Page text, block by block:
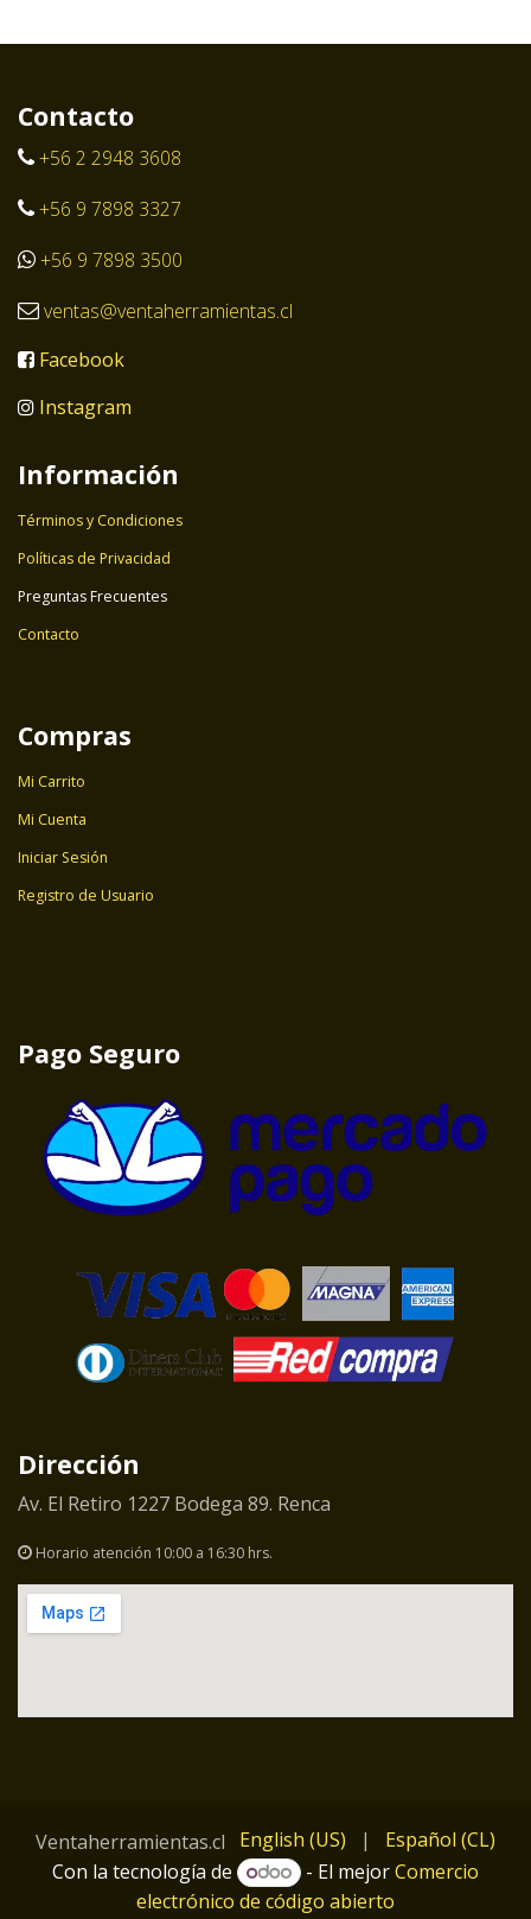
Contacto
+56 2 2948 3608
+56 9 7898 3327
+56 9 7898 3500
ventas@ventaherramientas.cl
Facebook
Instagram
Información
Términos y Condiciones
Políticas de Privacidad
Preguntas Frecuentes
Contacto
Compras
Mi Carrito
Mi Cuenta
Iniciar Sesión
Registro de Usuario
Pago Seguro
Dirección
Av. El Retiro 1227 Bodega 89. Renca
Horario atención 10:00 a 16:30 hrs.
Ventaherramientas.cl English (US) |
Español (CL)
Con la tecnología de
- El mejorComercio
electrónico de código abierto